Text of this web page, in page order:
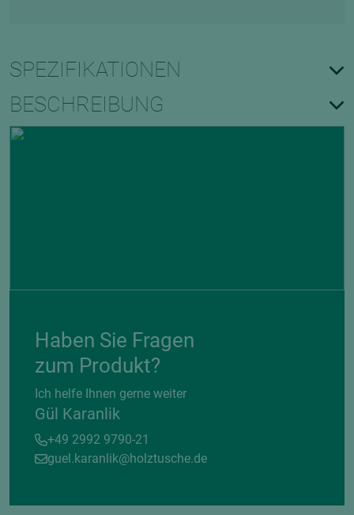
SPEZIFIKATIONEN
BESCHREIBUNG
Haben Sie Fragen
zum Produkt?
Ich helfe Ihnen gerne weiter
Gül Karanlik
+49 2992 9790-21
guel.karanlik@holztusche.de